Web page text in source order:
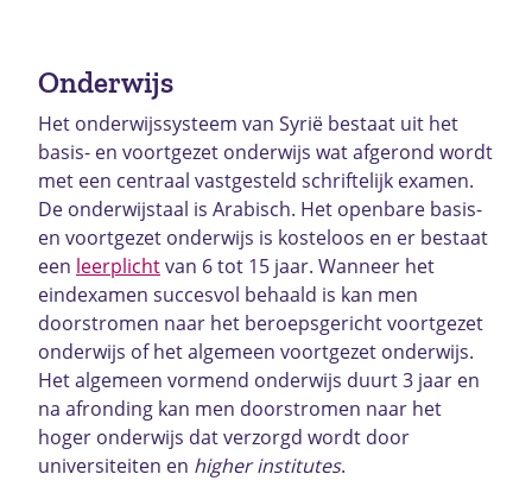
Onderwijs
Het onderwijssysteem van Syrië bestaat uit het
basis- en voortgezet onderwijs wat afgerond wordt
met een centraal vastgesteld schriftelijk examen.
De onderwijstaal is Arabisch. Het openbare basis-
en voortgezet onderwijs is kosteloos en er bestaat
een leerplichtvan 6 tot 15 jaar. Wanneer het
eindexamen succesvol behaald is kan men
doorstromen naar het beroepsgericht voortgezet
onderwijs of het algemeen voortgezet onderwijs.
Het algemeen vormend onderwijs duurt 3 jaar en
na afronding kan men doorstromen naar het
hoger onderwijs dat verzorgd wordt door
universiteiten en higher institutes.